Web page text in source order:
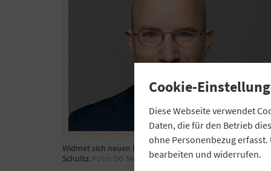
Widmet sich neuen beruflichen Perspektiven: Florian P.
Schultz. Foto: DG Nexolution
Cookie-
Diese Webseite verwendet
Daten, die für den Betrieb
ohne Personenbezug
bearbeiten und widerrufen.